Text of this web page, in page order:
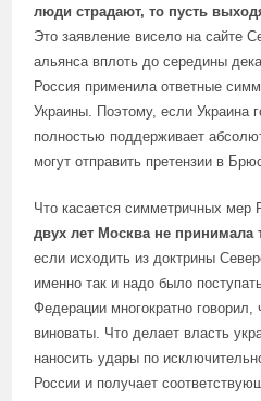
люди страдают, то пусть
Это заявление висело на сайте
альянса вплоть до середины
Россия применила ответные
Украины. Поэтому, если Украина
полностью поддерживает
могут отправить претензии в
Что касается симметричных мер
двух лет Москва не принимала
если исходить из доктрины
именно так и надо было
Федерации многократно
виноваты. Что делает власть
наносить удары по
России и получает